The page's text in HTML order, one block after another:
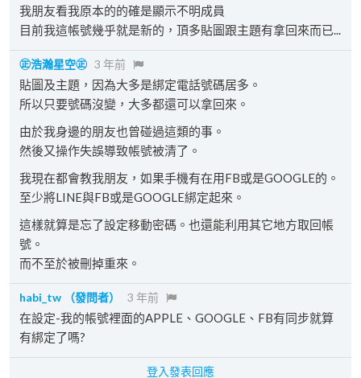
我朋友看我原本的的確是顯示不明成員
目前我這帳號幾乎就是新的，頂多貼圖跟主題有拿回來而已...
㊣浩瀚星空㊣ 3 年前
貼圖及主題，因為大多是綁定電話號碼居多。
所以只要號碼沒變，大多都還可以拿回來。
由於我身邊的朋友也曾碰過這類的事。
然後又操作失誤導致帳號被清了。
我現在都會教我朋友，如果手機有在用FB或是GOOGLE的。
至少將LINE與FB或是GOOGLE綁定起來。
這樣就算是忘了設定移動密碼。也還能利用其它地方取回帳
號。
而不至於被刪掉重來。
habi_tw （發問者） 3 年前
在設定-我的帳號裡面的APPLE、GOOGLE、FB有同步就算
有綁定了嗎?
登入發表回應